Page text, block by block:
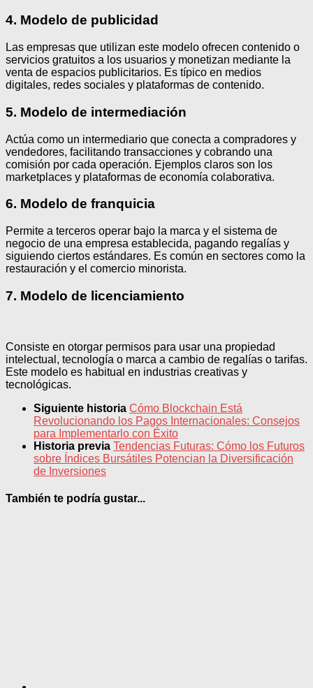
4. Modelo de publicidad
Las empresas que utilizan este modelo ofrecen contenido o
servicios gratuitos a los usuarios y monetizan mediante la
venta de espacios publicitarios. Es típico en medios
digitales, redes sociales y plataformas de contenido.
5. Modelo de intermediación
Actúa como un intermediario que conecta a compradores y
vendedores, facilitando transacciones y cobrando una
comisión por cada operación. Ejemplos claros son los
marketplaces y plataformas de economía colaborativa.
6. Modelo de franquicia
Permite a terceros operar bajo la marca y el sistema de
negocio de una empresa establecida, pagando regalías y
siguiendo ciertos estándares. Es común en sectores como la
restauración y el comercio minorista.
7. Modelo de licenciamiento
Consiste en otorgar permisos para usar una propiedad
intelectual, tecnología o marca a cambio de regalías o tarifas.
Este modelo es habitual en industrias creativas y
tecnológicas.
Siguiente historia Cómo Blockchain Está
Revolucionando los Pagos Internacionales: Consejos
para Implementarlo con Éxito
Historia previa Tendencias Futuras: Cómo los Futuros
sobre Índices Bursátiles Potencian la Diversificación
de Inversiones
También te podría gustar...